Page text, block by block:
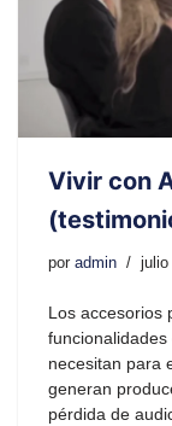
Vivir con
por admin julio
Los accesorios
necesitan para
generan
pérdida de